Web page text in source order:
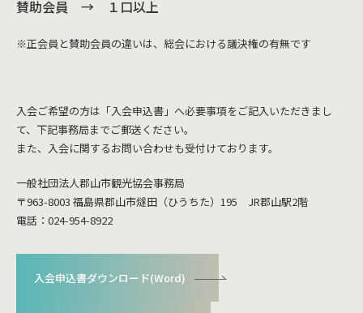
賛助会員 → １口以上
※正会員と賛助会員の違いは、総会における議決権の有無です
入会ご希望の方は「入会申込書」へ必要事項をご記入いただきまし
て、下記事務局までご郵送ください。
また、入会に関するお問い合わせも受付けております。
一般社団法人郡山市観光協会事務局
〒963-8003 福島県郡山市燧田（ひうちた）195 JR郡山駅2階
電話：024-954-8922
入会申込書ダウンロード(Word)